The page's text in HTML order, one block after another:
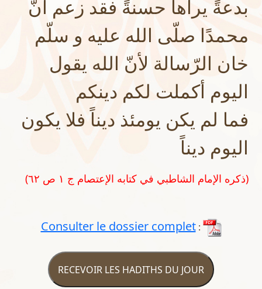
بدعةً يراها حسنةً فقد زعم أنّ
محمدًا صلّى الله عليه و سلّم
خان الرّسالة لأنّ الله يقول
اليوم أكملت لكم دينكم
فما لم يكن يومئذ ديناً فلا يكون
اليوم ديناً
(ذكره الإمام الشاطبي في كتابه الإعتصام ج ١ ص ٦٢)
Consulter le dossier complet:
RECEVOIR LES HADITHS DU JOUR